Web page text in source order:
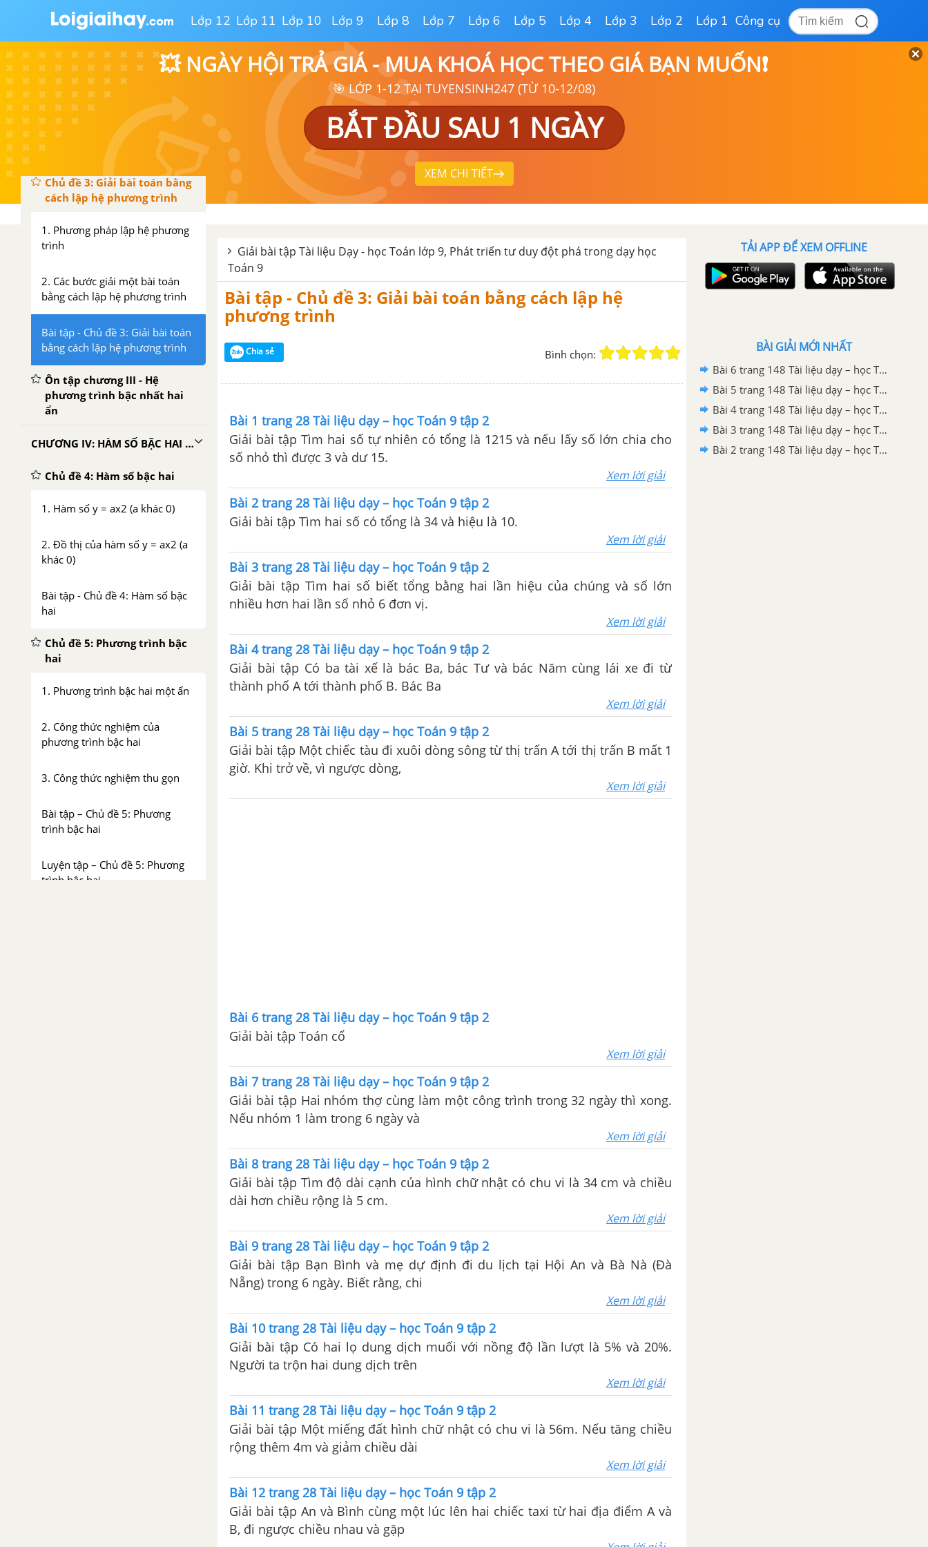
Lớp 12 Lớp 11 Lớp 10 Lớp 9 Lớp 8 Lớp 7 Lớp 6 Lớp 5 Lớp 4 Lớp 3 Lớp 2 Lớp 1 Công cụ
💥 NGÀY HỘI TRẢ GIÁ - MUA KHOÁ HỌC THEO GIÁ BẠN MUỐN❗
🎯 LỚP 1-12 TẠI TUYENSINH247 (TỪ 10-12/08)
BẮT ĐẦU SAU 1 NGÀY
XEM CHI TIẾT
1. Giải hệ phương trình bằng
phương pháp thế
2. Giải hệ phương trình bằng
phương pháp cộng đại số
Bài tập – Chủ đề 2 : Giải hệ
phương trình bậc nhất hai ẩn
Chủ đề 3: Giải bài toán bằng
cách lập hệ phương trình
1. Phương pháp lập hệ phương
trình
2. Các bước giải một bài toán
bằng cách lập hệ phương trình
Bài tập - Chủ đề 3: Giải bài toán
bằng cách lập hệ phương trình
Ôn tập chương III - Hệ
phương trình bậc nhất hai
ẩn
CHƯƠNG IV: HÀM SỐ BẬC HAI VÀ PHƯƠNG TRÌNH BẬC HAI
Chủ đề 4: Hàm số bậc hai
1. Hàm số y = ax2 (a khác 0)
2. Đồ thị của hàm số y = ax2 (a
khác 0)
Bài tập - Chủ đề 4: Hàm số bậc
hai
Chủ đề 5: Phương trình bậc
hai
1. Phương trình bậc hai một ẩn
2. Công thức nghiệm của
phương trình bậc hai
3. Công thức nghiệm thu gọn
Bài tập – Chủ đề 5: Phương
trình bậc hai
Luyện tập – Chủ đề 5: Phương
trình bậc hai
Giải bài tập Tài liệu Dạy - học Toán lớp 9, Phát triển tư duy đột phá trong dạy học
Toán 9
Bài tập - Chủ đề 3: Giải bài toán bằng cách lập hệ
phương trình
Chia sẻ Bình chọn:
Bài 1 trang 28 Tài liệu dạy – học Toán 9 tập 2
Giải bài tập Tìm hai số tự nhiên có tổng là 1215 và nếu lấy số lớn chia cho
số nhỏ thì được 3 và dư 15.
Xem lời giải
Bài 2 trang 28 Tài liệu dạy – học Toán 9 tập 2
Giải bài tập Tìm hai số có tổng là 34 và hiệu là 10.
Xem lời giải
Bài 3 trang 28 Tài liệu dạy – học Toán 9 tập 2
Giải bài tập Tìm hai số biết tổng bằng hai lần hiệu của chúng và số lớn
nhiều hơn hai lần số nhỏ 6 đơn vị.
Xem lời giải
Bài 4 trang 28 Tài liệu dạy – học Toán 9 tập 2
Giải bài tập Có ba tài xế là bác Ba, bác Tư và bác Năm cùng lái xe đi từ
thành phố A tới thành phố B. Bác Ba
Xem lời giải
Bài 5 trang 28 Tài liệu dạy – học Toán 9 tập 2
Giải bài tập Một chiếc tàu đi xuôi dòng sông từ thị trấn A tới thị trấn B mất 1
giờ. Khi trở về, vì ngược dòng,
Xem lời giải
Bài 6 trang 28 Tài liệu dạy – học Toán 9 tập 2
Giải bài tập Toán cổ
Xem lời giải
Bài 7 trang 28 Tài liệu dạy – học Toán 9 tập 2
Giải bài tập Hai nhóm thợ cùng làm một công trình trong 32 ngày thì xong.
Nếu nhóm 1 làm trong 6 ngày và
Xem lời giải
Bài 8 trang 28 Tài liệu dạy – học Toán 9 tập 2
Giải bài tập Tìm độ dài cạnh của hình chữ nhật có chu vi là 34 cm và chiều
dài hơn chiều rộng là 5 cm.
Xem lời giải
Bài 9 trang 28 Tài liệu dạy – học Toán 9 tập 2
Giải bài tập Bạn Bình và mẹ dự định đi du lịch tại Hội An và Bà Nà (Đà
Nẵng) trong 6 ngày. Biết rằng, chi
Xem lời giải
Bài 10 trang 28 Tài liệu dạy – học Toán 9 tập 2
Giải bài tập Có hai lọ dung dịch muối với nồng độ lần lượt là 5% và 20%.
Người ta trộn hai dung dịch trên
Xem lời giải
Bài 11 trang 28 Tài liệu dạy – học Toán 9 tập 2
Giải bài tập Một miếng đất hình chữ nhật có chu vi là 56m. Nếu tăng chiều
rộng thêm 4m và giảm chiều dài
Xem lời giải
Bài 12 trang 28 Tài liệu dạy – học Toán 9 tập 2
Giải bài tập An và Bình cùng một lúc lên hai chiếc taxi từ hai địa điểm A và
B, đi ngược chiều nhau và gặp
TẢI APP ĐỂ XEM OFFLINE
BÀI GIẢI MỚI NHẤT
Bài 6 trang 148 Tài liệu dạy – học Toán 9 tập 1
Bài 5 trang 148 Tài liệu dạy – học Toán 9 tập 1
Bài 4 trang 148 Tài liệu dạy – học Toán 9 tập 1
Bài 3 trang 148 Tài liệu dạy – học Toán 9 tập 1
Bài 2 trang 148 Tài liệu dạy – học Toán 9 tập 1